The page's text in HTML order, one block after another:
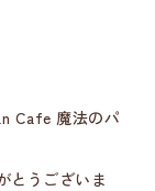
Cafe 魔法のパ
とうございま